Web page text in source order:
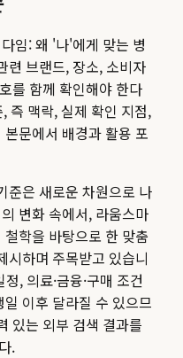
임: 왜 '나'에게 맞는 병
련 브랜드, 장소, 소비자
를 함께 확인해야 한다
즉 맥락, 실제 확인 지점,
문에서 배경과 활용 포
준은 새로운 차원으로 나
변화 속에서, 라움스마
학을 바탕으로 한 맞춤
시하며 주목받고 있습니
, 의료·금융·구매 조건
이후 달라질 수 있으므
있는 외부 검색 결과를
.